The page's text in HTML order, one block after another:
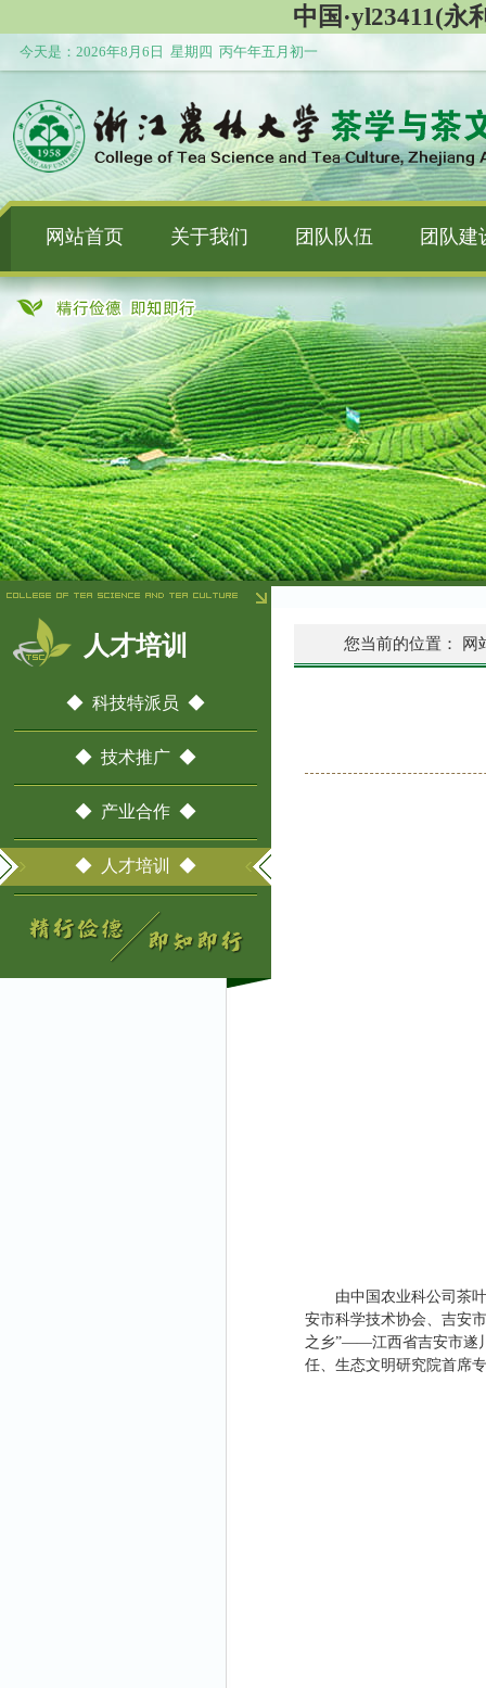
中国·yl23411(永
今天是： 2026年8月6日 星期四 丙午年五月初一
网站首页 关于我们 团队队伍 团队建
人才培训
◆ 科技特派员 ◆
◆ 技术推广 ◆
◆ 产业合作 ◆
◆ 人才培训 ◆
您当前的位置： 网
由中国农业科公司茶
安市科学技术协会、吉安
之乡”——江西省吉安市遂
任、生态文明研究院首席